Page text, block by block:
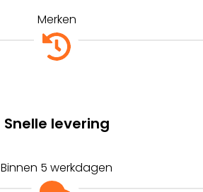
Merken
Snelle levering
Binnen 5 werkdagen